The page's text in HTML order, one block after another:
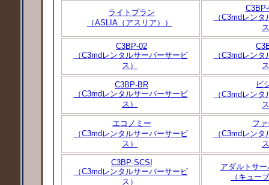
ライトプラン
（ASLIA（アスリア））
（C3mdレン
C3BP-02
（C3mdレンタルサーバーサービ
ス）
（C3mdレン
C3BP-BR
（C3mdレンタルサーバーサービ
ス）
ビ
（C3mdレン
エコノミー
（C3mdレンタルサーバーサービ
ス）
フ
（C3mdレン
C3BP-SCSI
（C3mdレンタルサーバーサービ
ス）
アダルトサ
（キュー